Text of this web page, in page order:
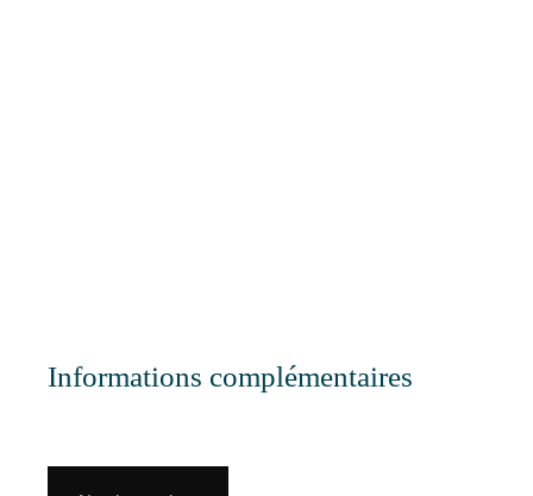
Informations complémentaires